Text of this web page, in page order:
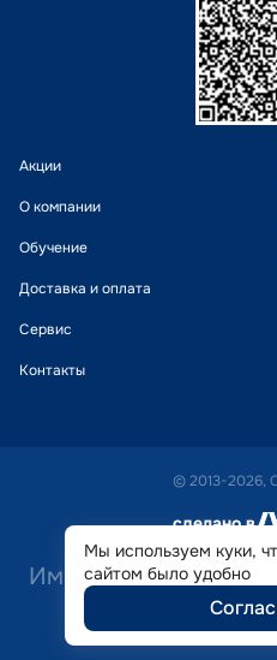
Акции
О компании
Обучение
Доставка и оплата
Сервис
Контакты
© 2013-2026,
сделано в
Имеются
консультация
Мы используем куки,
сайтом было удобно